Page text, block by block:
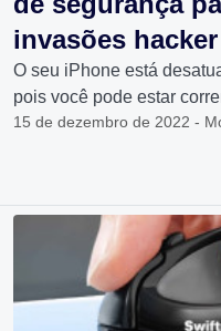
invasões hacker
O seu iPhone está
pois você pode estar
15 de dezembro de 2022 -